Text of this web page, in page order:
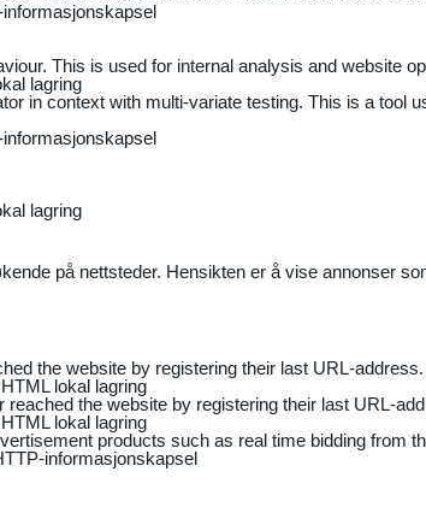
This is used for internal analysis and website
lagring
in context with multi-variate testing. This is a
lagring
på nettsteder. Hensikten er å vise annonser
the website by registering their last URL-address.
lokal lagring
reached the website by registering their last URL-
lokal lagring
products such as real time bidding from
informasjonskapsel